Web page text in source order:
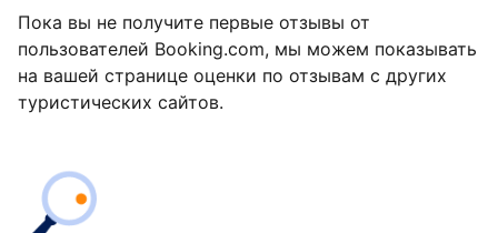
Пока вы не получите первые отзывы от
пользователей Booking.com, мы можем показывать
на вашей странице оценки по отзывам с других
туристических сайтов.